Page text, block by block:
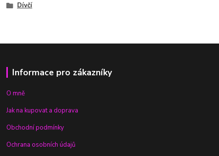
Dívčí
Informace pro zákazníky
O mně
Jak na kupovat a doprava
Obchodní podmínky
Ochrana osobních údajů